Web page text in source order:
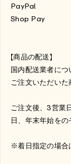
PayPal
Shop Pay
【商品の配送】
国内配送業者につ
ご注文いただいた
ご注文後、3営業
日、年末年始をの
※着日指定の場合